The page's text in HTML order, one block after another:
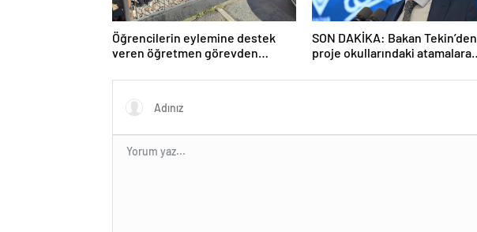
Öğrencilerin eylemine destek
veren öğretmen görevden
SON DAKİKA: Bakan Tekin’den
proje okullarındaki atamalara